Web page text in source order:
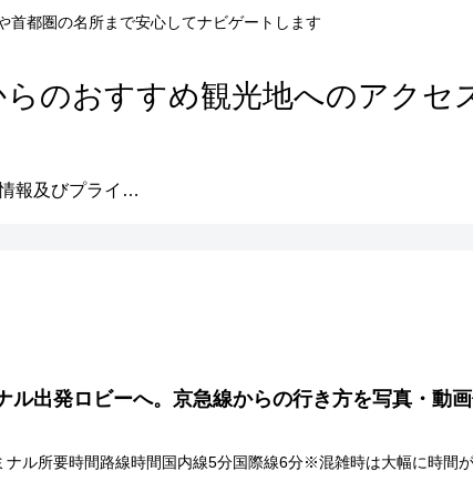
首都圏の名所まで安心してナビゲートします
のおすすめ観光地へのアクセ
運営者情報及びプライバシーポリシー
ル出発ロビーへ。京急線からの行き方を写真・動
ナル所要時間路線時間国内線5分国際線6分※混雑時は大幅に時間